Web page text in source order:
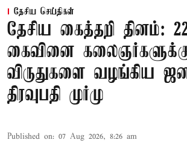
தேசிய செய்திகள்
தேசிய கைத்தறி தினம்:
கைவினை
விருதுகளை வழங்கிய
திரவுபதி முர்மு
Published on: 07 Aug 2026, 8:26 am